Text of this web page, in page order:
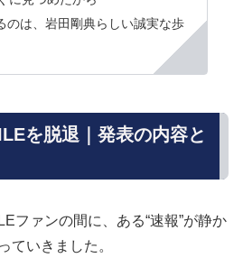
のは、岩田剛典らしい誠実な歩
を脱退｜発表の内容と
ファンの間に、ある“速報”が静か
ていきました。